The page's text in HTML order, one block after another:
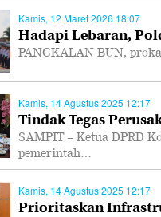
Kamis, 12 Maret 2026 18:07
Hadapi Lebaran,
PANGKALAN BUN,
Kamis, 14 Agustus 2025 12:17
Tindak Tegas
SAMPIT – Ketua DPRD
pemerintah…
Kamis, 14 Agustus 2025 12:17
Prioritaskan